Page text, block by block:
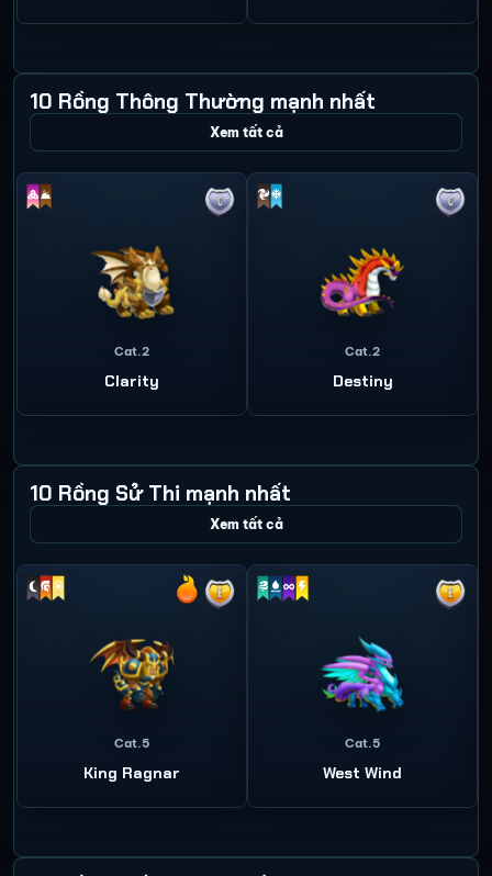
10 Rồng Thông Thường mạnh nhất
Xem tất cả
Cat.2
Clarity
Cat.2
Destiny
10 Rồng Sử Thi mạnh nhất
Xem tất cả
Cat.5
King Ragnar
Cat.5
West Wind